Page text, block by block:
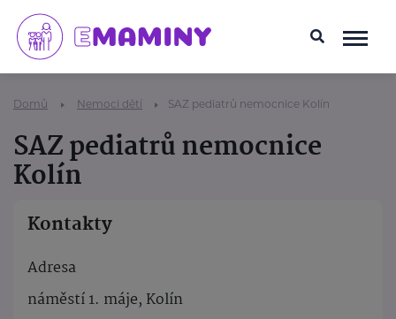
Domů Nemoci dětí SAZ pediatrů nemocnice Kolín
SAZ pediatrů nemocnice
Kolín
Kontakty
Adresa
náměstí 1. máje, Kolín